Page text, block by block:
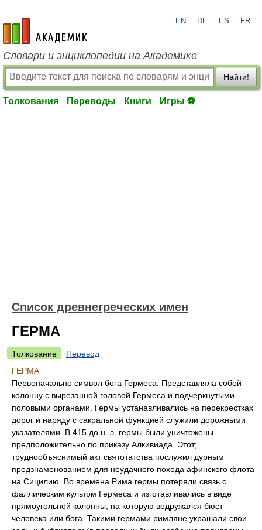
academic.ru
EN DE ES FR
Словари и энциклопедии на Академике
Найти!
Толкования Переводы Книги Игры ⚽
Список древнегреческих имен
ГЕРМА
Толкование
Перевод
ГЕРМА
Первоначально символ бога Гермеса. Представляла собой
колонну с вырезанной головой Гермеса и подчеркнутыми
половыми органами. Гермы устанавливались на перекрестках
дорог и наряду с сакральной функцией служили дорожными
указателями. В 415 до н. э. гермы были уничтожены,
предположительно по приказу Алкивиада. Этот;
труднообъяснимый акт святотатства послужил дурным
предзнаменованием для неудачного похода афинского флота
на Сицилию. Во времена Рима гермы потеряли связь с
фаллическим культом Гермеса и изготавливались в виде
прямоугольной колонны, на которую водружался бюст
человека или бога. Такими гермами римляне украшали свои